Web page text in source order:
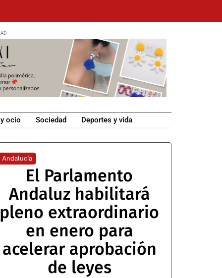
ocio Sociedad Deportes y vida
Andalucía
El Parlamento
Andaluz habilitará
pleno extraordinario
en enero para
acelerar aprobación
de leyes